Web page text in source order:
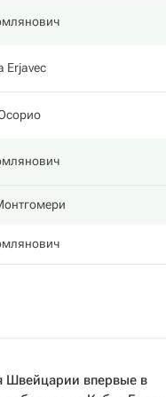
Erjavec
Швейцарии впервые в